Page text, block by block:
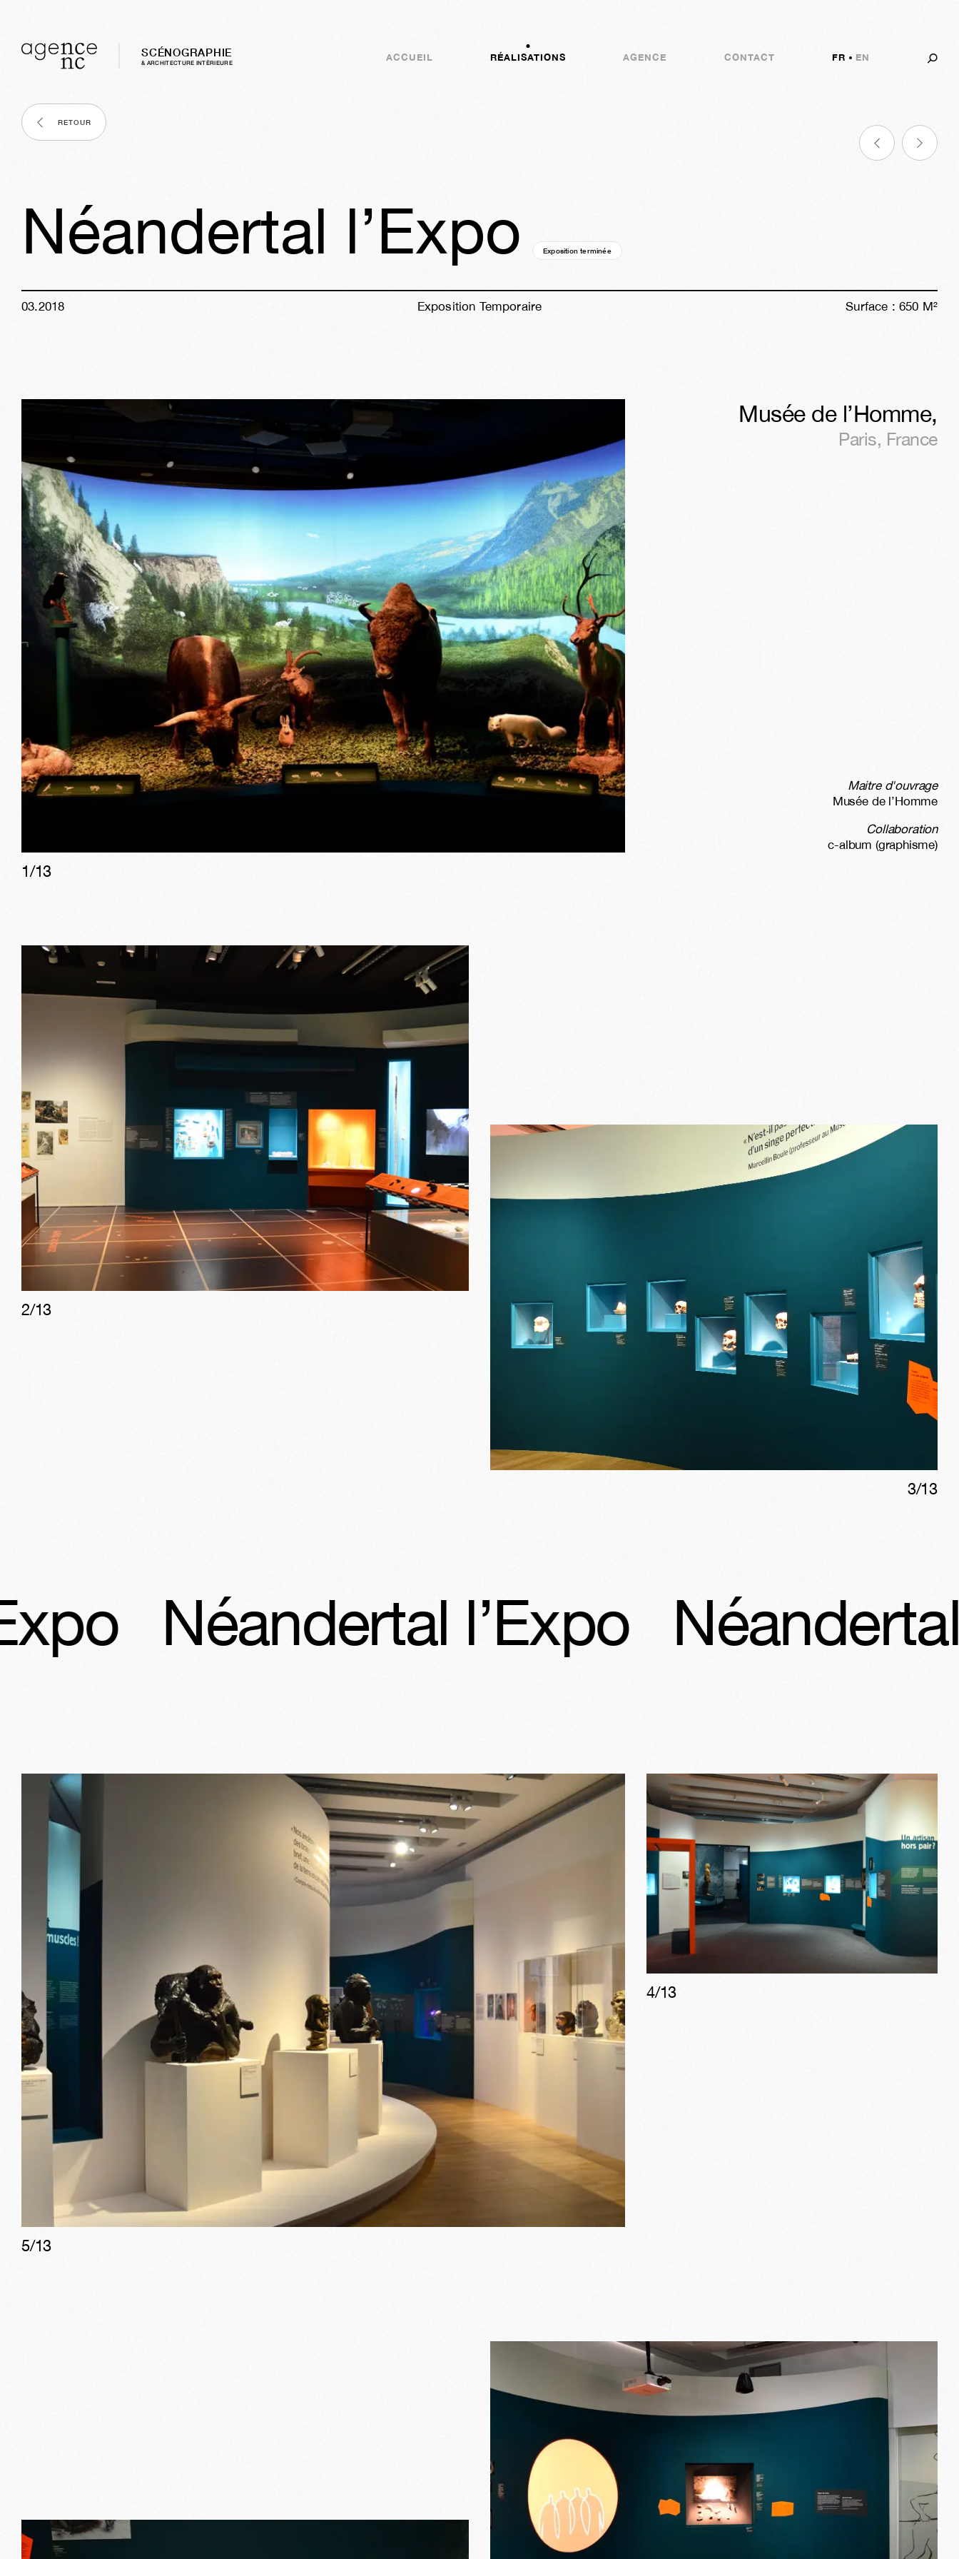
SCÉNOGRAPHIE
& ARCHITECTURE INTÈRIEURE ACCUEIL RÉALISATIONS AGENCE CONTACT FR EN
RETOUR
Néandertal l’Expo Exposition terminée
03.2018 Exposition Temporaire Surface : 650 M²
1/13
Musée de l’Homme,
Paris, France
Maitre d'ouvrage
Musée de l’Homme
Collaboration
c-album (graphisme)
2/13
3/13
l’Expo Néandertal
5/13
4/13